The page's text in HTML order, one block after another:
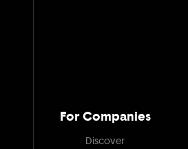
For Companies
Discover